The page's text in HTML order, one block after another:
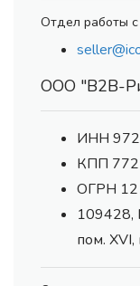
Отдел работы
ООО "В2В-
ИНН
КПП
ОГРН
109428,
пом. XVI,